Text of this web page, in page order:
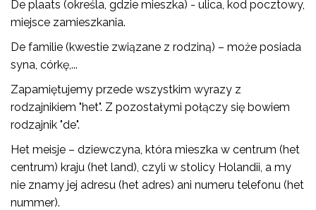
De plaats (określa, gdzie mieszka) - ulica, kod pocztowy,
miejsce zamieszkania.
De familie (kwestie związane z rodziną) – może posiada
syna, córkę,...
Zapamiętujemy przede wszystkim wyrazy z
rodzajnikiem "het". Z pozostałymi połączy się bowiem
rodzajnik "de".
Het meisje – dziewczyna, która mieszka w centrum (het
centrum) kraju (het land), czyli w stolicy Holandii, a my
nie znamy jej adresu (het adres) ani numeru telefonu (het
nummer).